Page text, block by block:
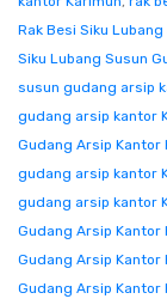
Rak Besi Siku
Siku Lubang Susun
susun gudang arsip
gudang arsip kantor
Gudang Arsip Kantor
gudang arsip kantor
gudang arsip kantor
Gudang Arsip Kantor
Gudang Arsip Kantor
Gudang Arsip Kantor